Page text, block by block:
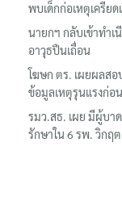
พบเด็กก่อเหตุเครียด
นายกฯ กลับเข้าทำ
อาวุธปืนเถื่อน
โฆษก ตร. เผยผลส
ข้อมูลเหตุรุนแรงก่อ
รมว.สธ. เผย มีผู้บาด
รักษาใน 6 รพ. วิกฤ